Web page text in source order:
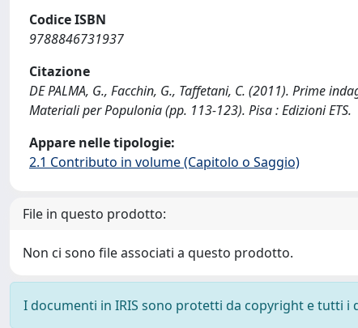
Codice ISBN
9788846731937
Citazione
DE PALMA, G., Facchin, G., Taffetani, C. (2011). Prime
Materiali per Populonia (pp. 113-123). Pisa : Edizioni ETS.
Appare nelle tipologie:
2.1 Contributo in volume (Capitolo o Saggio)
File in questo prodotto:
Non ci sono file associati a questo prodotto.
I documenti in IRIS sono protetti da copyright e tutti i